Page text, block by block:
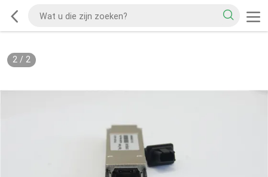
2/ 2